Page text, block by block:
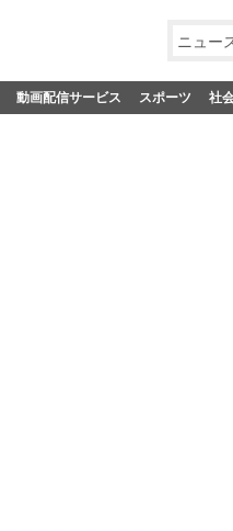
ニュー
動画配信サービス スポーツ 社